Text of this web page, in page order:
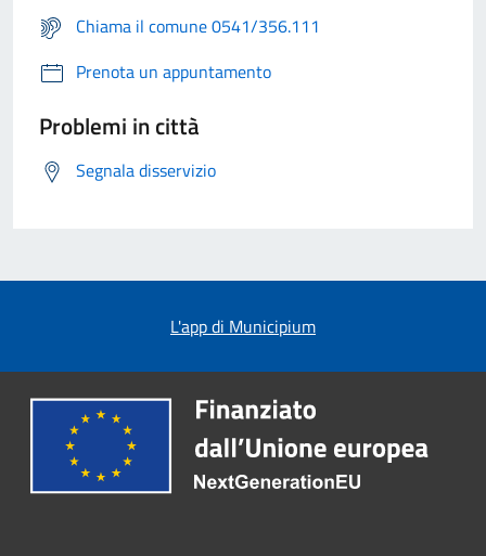
Chiama il comune 0541/356.111
Prenota un appuntamento
Problemi in città
Segnala disservizio
L'app di Municipium